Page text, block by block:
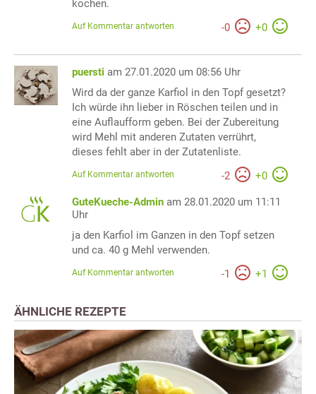
kochen.
-0 +0
Auf Kommentar antworten
puersti am 27.01.2020 um 08:56 Uhr
Wird da der ganze Karfiol in den Topf gesetzt?
Ich würde ihn lieber in Röschen teilen und in
eine Auflaufform geben. Bei der Zubereitung
wird Mehl mit anderen Zutaten verrührt,
dieses fehlt aber in der Zutatenliste.
-2 +0
Auf Kommentar antworten
GuteKueche-Admin am 28.01.2020 um 11:11
Uhr
ja den Karfiol im Ganzen in den Topf setzen
und ca. 40 g Mehl verwenden.
-1 +1
Auf Kommentar antworten
ÄHNLICHE REZEPTE